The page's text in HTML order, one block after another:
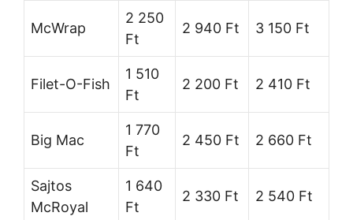
McWrap
2 250
Ft
2 940 Ft 3 150 Ft
Filet-O-Fish
1 510
Ft
2 200 Ft 2 410 Ft
Big Mac
1 770
Ft
2 450 Ft 2 660 Ft
Sajtos
McRoyal
1 640
Ft
2 330 Ft 2 540 Ft